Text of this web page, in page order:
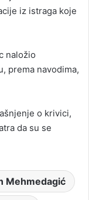
iz istraga koje
naložio
prema navodima,
o krivici,
da su se
Mehmedagić